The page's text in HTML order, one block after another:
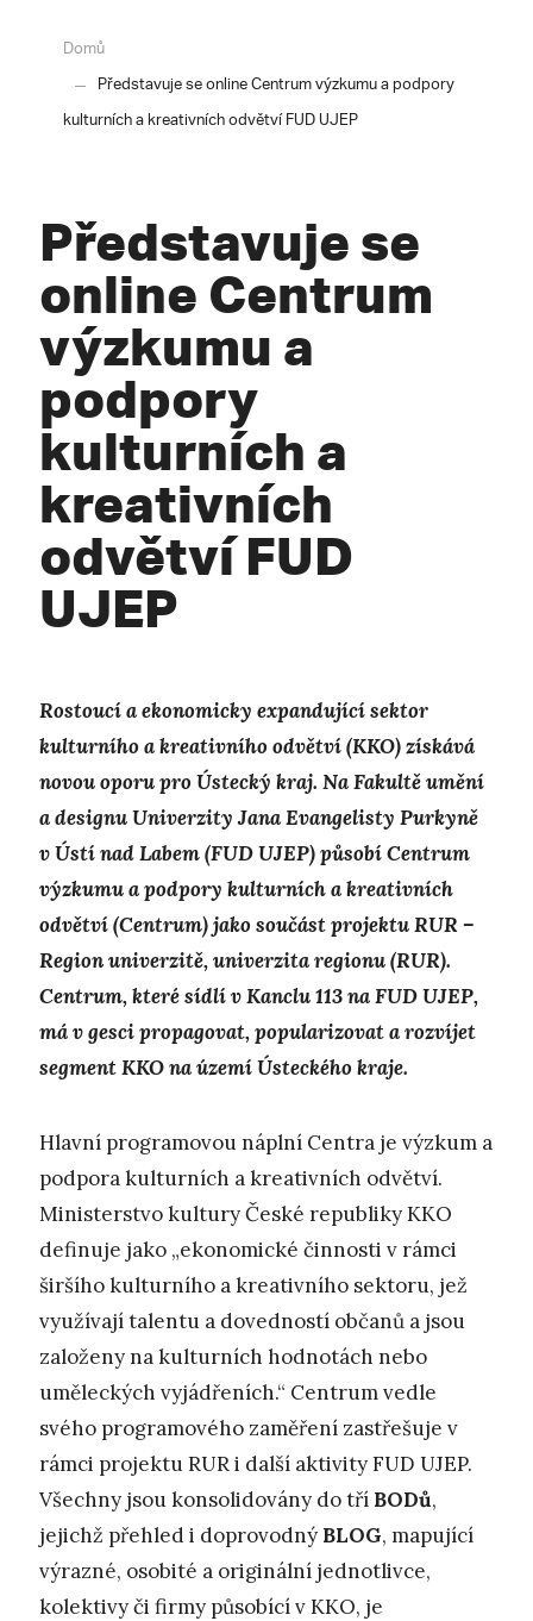
Domů
Představuje se online Centrum výzkumu a podpory
kulturních a kreativních odvětví FUD UJEP
Představuje se
online Centrum
výzkumu a
podpory
kulturních a
kreativních
odvětví FUD
UJEP
Rostoucí a ekonomicky expandující sektor
kulturního a kreativního odvětví (KKO) získává
novou oporu pro Ústecký kraj. Na Fakultě umění
a designu Univerzity Jana Evangelisty Purkyně
v Ústí nad Labem(FUDUJEP) působí Centrum
výzkumu a podpory kulturních a kreativních
odvětví (Centrum) jako součást projektu RUR –
Region univerzitě, univerzita regionu (RUR).
Centrum, které sídlí v Kanclu 113 na FUD UJEP,
má v gesci propagovat, popularizovat a rozvíjet
segment KKO na území Ústeckého kraje.
Hlavní programovou náplní Centra je výzkum a
podpora kulturních a kreativních odvětví.
Ministerstvo kultury České republiky KKO
definuje jako „ekonomické činnosti v rámci
širšího kulturního a kreativního sektoru, jež
využívají talentu a dovedností občanů a jsou
založeny na kulturních hodnotách nebo
uměleckých vyjádřeních.“ Centrum vedle
svého programového zaměření zastřešuje v
rámci projektu RUR i další aktivity FUD UJEP.
Všechny jsou konsolidovány do tří BODů,
jejichž přehled i doprovodný BLOG, mapující
výrazné, osobité a originální jednotlivce,
kolektivy či firmy působící v KKO, je